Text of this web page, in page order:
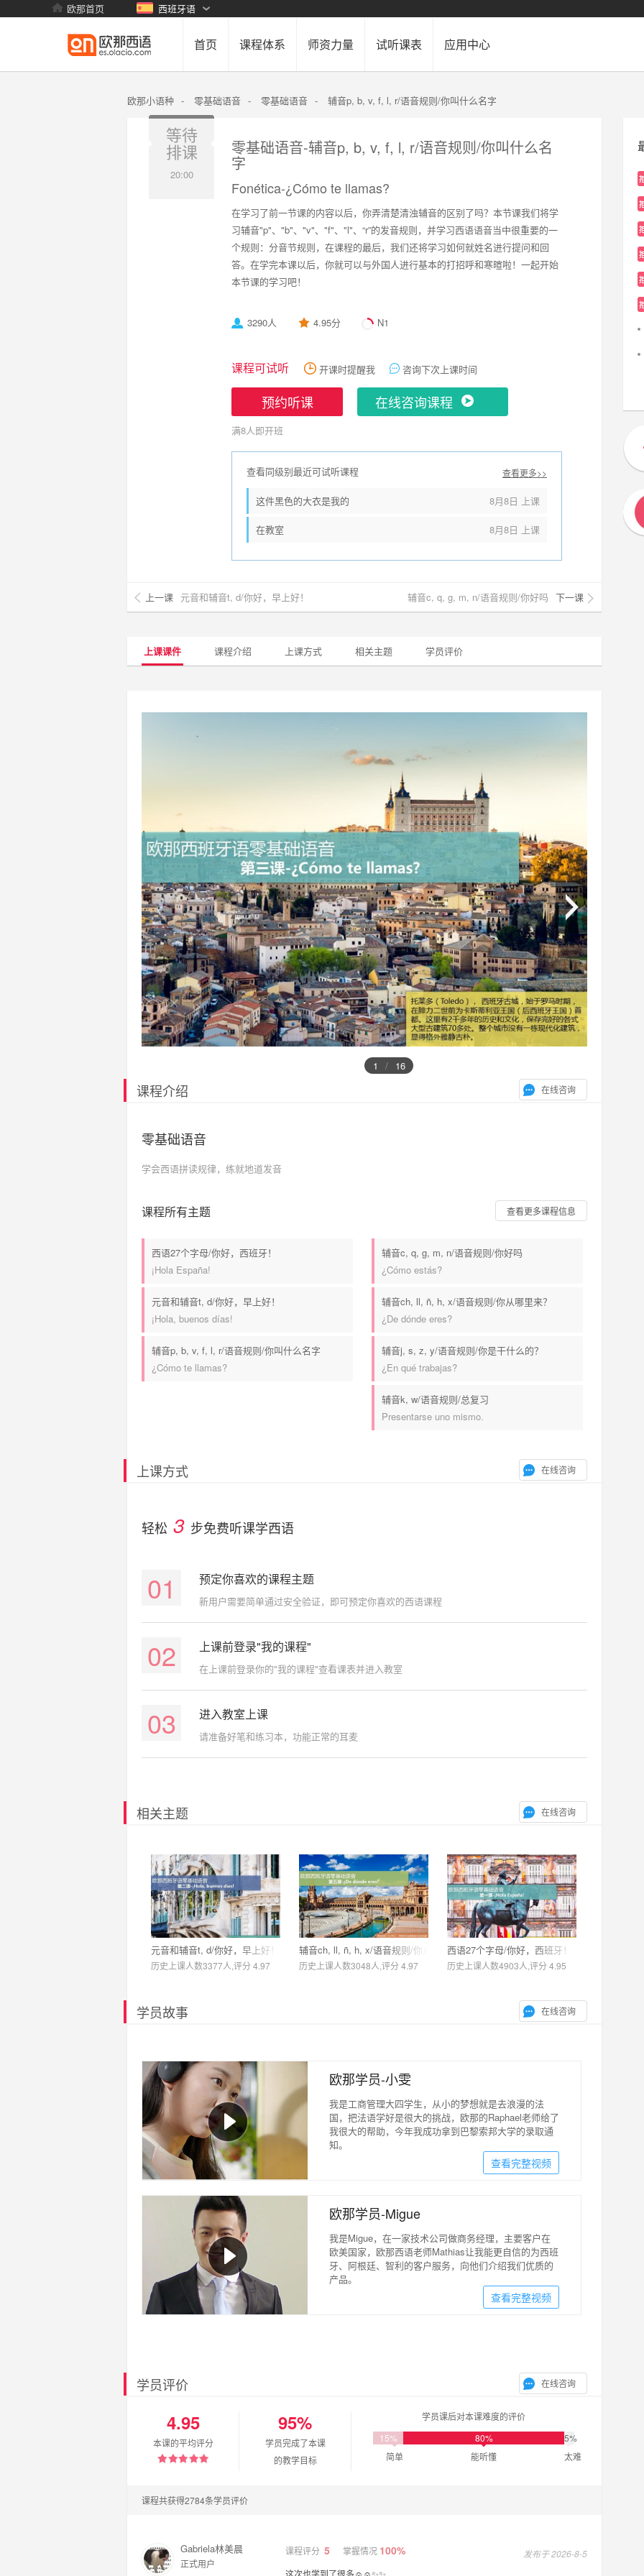
欧那首页 西班牙语
首页 课程体系 师资力量 试听课表 应用中心
欧那小语种 - 零基础语音 - 零基础语音 - 辅音p, b, v, f, l, r/语音规则/你叫什么名字
等待
排课
20:00
零基础语音-辅音p, b, v, f, l, r/语音规则/你叫什么名
字
Fonética-¿Cómo te llamas?
在学习了前一节课的内容以后，你弄清楚清浊辅音的区别了吗？本节课我们将学
习辅音"p"、"b"、"v"、"f"、"l"、“r”的发音规则，并学习西语语音当中很重要的一
个规则：分音节规则，在课程的最后，我们还将学习如何就姓名进行提问和回
答。在学完本课以后，你就可以与外国人进行基本的打招呼和寒暄啦！一起开始
本节课的学习吧！
3290人 4.95分 N1
课程可试听 开课时提醒我 咨询下次上课时间
预约听课 在线咨询课程
满8人即开班
查看同级别最近可试听课程 查看更多>>
这件黑色的大衣是我的 8月8日 上课
在教室 8月8日 上课
上一课 元音和辅音t, d/你好，早上好！ 辅音c, q, g, m, n/语音规则/你好吗 下一课
上课课件 课程介绍 上课方式 相关主题 学员评价
1 / 16
课程介绍 在线咨询
零基础语音
学会西语拼读规律，练就地道发音
课程所有主题 查看更多课程信息
西语27个字母/你好，西班牙！
¡Hola España!
元音和辅音t, d/你好，早上好！
¡Hola, buenos días!
辅音p, b, v, f, l, r/语音规则/你叫什么名字
¿Cómo te llamas?
辅音c, q, g, m, n/语音规则/你好吗
¿Cómo estás?
辅音ch, ll, ñ, h, x/语音规则/你从哪里来？
¿De dónde eres?
辅音j, s, z, y/语音规则/你是干什么的？
¿En qué trabajas?
辅音k, w/语音规则/总复习
Presentarse uno mismo.
上课方式 在线咨询
轻松 3 步免费听课学西语
01 预定你喜欢的课程主题
新用户需要简单通过安全验证，即可预定你喜欢的西语课程
02 上课前登录"我的课程"
在上课前登录你的"我的课程"查看课表并进入教室
03 进入教室上课
请准备好笔和练习本，功能正常的耳麦
相关主题 在线咨询
元音和辅音t, d/你好，早上好！
历史上课人数3377人,评分 4.97
辅音ch, ll, ñ, h, x/语音规则/你从哪里来？
历史上课人数3048人,评分 4.97
西语27个字母/你好，西班牙！
历史上课人数4903人,评分 4.95
学员故事 在线咨询
欧那学员-小雯
我是工商管理大四学生，从小的梦想就是去浪漫的法
国，把法语学好是很大的挑战，欧那的Raphael老师给了
我很大的帮助，今年我成功拿到巴黎索邦大学的录取通
知。
查看完整视频
欧那学员-Migue
我是Migue，在一家技术公司做商务经理，主要客户在
欧美国家，欧那西语老师Mathias让我能更自信的为西班
牙、阿根廷、智利的客户服务，向他们介绍我们优质的
产品。
查看完整视频
在线咨询
学员评价
4.95
本课的平均评分
95%
学员完成了本课
的教学目标
学员课后对本课难度的评价
15%
简单
80%
能听懂
5%
太难
课程共获得2784条学员评价
Gabriela林美晨
正式用户
课程评分 5 掌握情况 100%
发布于 2026-8-5
这次也学到了很多☺️☺️✨✨